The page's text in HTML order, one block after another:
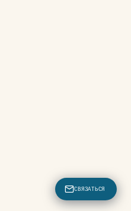
СВЯЗАТЬСЯ